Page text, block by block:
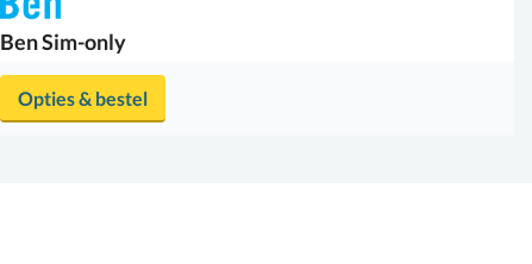
BenSim-only
Opties & bestel